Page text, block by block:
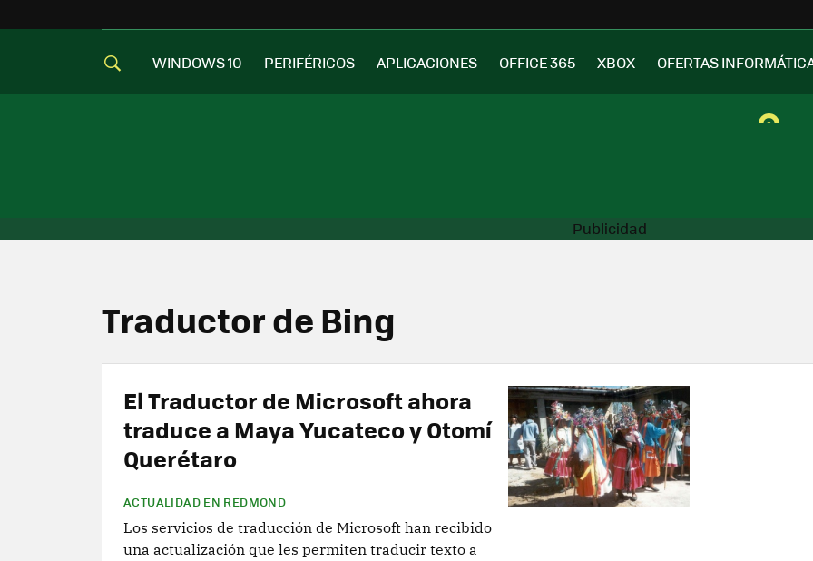
WINDOWS 10 PERIFÉRICOS APLICACIONES OFFICE 365 XBOX OFERTAS
Traductor de Bing
El Traductor de Microsoft ahora
traduce a Maya Yucateco y Otomí
Querétaro
ACTUALIDAD EN REDMOND
Los servicios de traducción de Microsoft han recibido
una actualización que les permiten traducir texto a